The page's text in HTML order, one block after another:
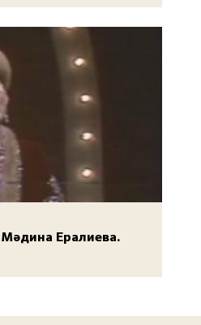
Мәдина Ералиева.